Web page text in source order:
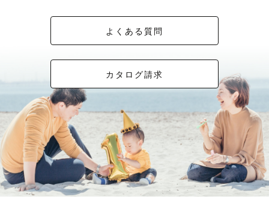
よくある質問
カタログ請求